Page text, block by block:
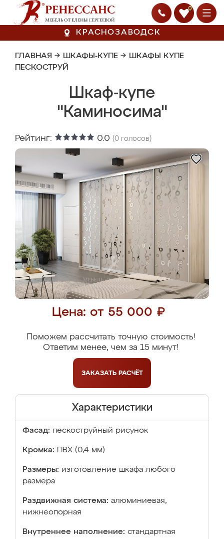
0
КРАСНОЗАВОДСК
ГЛАВНАЯ → ШКАФЫ-КУПЕ → ШКАФЫ КУПЕ
ПЕСКОСТРУЙ
Шкаф-купе
"Каминосима"
Рейтинг: 0.0 (0 голосов)
Цена: от 55 000 ₽
Поможем рассчитать точную стоимость!
Ответим менее, чем за 15 минут!
ЗАКАЗАТЬ РАСЧЁТ
Характеристики
Фасад: пескоструйный рисунок
Кромка: ПВХ (0,4 мм)
Размеры: изготовление шкафа любого
размера
Раздвижная система: алюминиевая,
нижнеопорная
Внутреннее наполнение: стандартная